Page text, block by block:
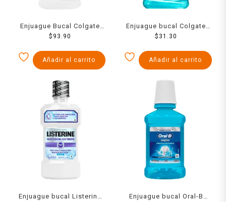
Enjuague Bucal Colgate
Luminous White Brillant
$ 93.90
Añadir al carrito
Enjuague bucal Colgate
Plax ice infinity zero
$ 31.30
Añadir al carrito
Enjuague bucal Listerine
Enjuague bucal Oral-B